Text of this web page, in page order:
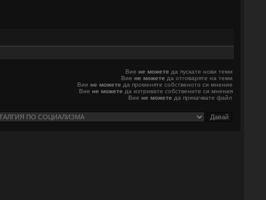
Вие не можете да пускате нови теми
Вие не можете да отговаряте на теми
Вие не можете да променяте собственото си мнение
Вие не можете да изтривате собствените си мнения
Вие не можете да прикачвате файл